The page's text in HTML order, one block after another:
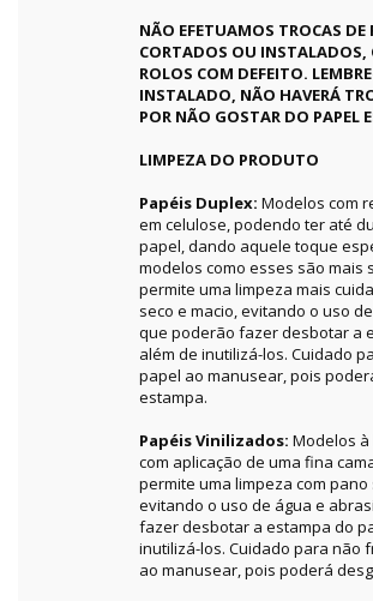
NÃO EFETUAMOS TROCAS DE
CORTADOS OU INSTALADOS,
ROLOS COM DEFEITO.
INSTALADO, NÃO HAVERÁ
POR NÃO GOSTAR DO PAPEL
LIMPEZA DO PRODUTO
Papéis Duplex: Modelos com
em celulose, podendo ter até
papel, dando aquele toque
modelos como esses são mais
permite uma limpeza mais
seco e macio, evitando o uso
que poderão fazer desbotar a
além de inutilizá-los. Cuidado
papel ao manusear, pois
estampa.
Papéis Vinilizados: Modelos
com aplicação de uma fina
permite uma limpeza com pano
evitando o uso de água e
fazer desbotar a estampa do
inutilizá-los. Cuidado para não
ao manusear, pois poderá